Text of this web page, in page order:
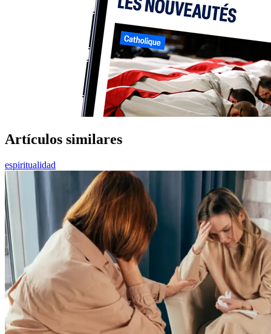
Artículos similares
espiritualidad